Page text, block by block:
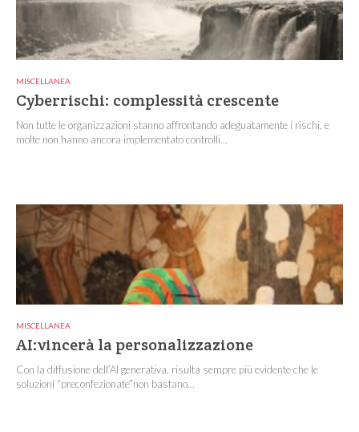
MISCELLANEA
Cyberrischi: complessità crescente
Non tutte le organizzazioni stanno affrontando adeguatamente i rischi, e
molte non hanno ancora implementato controlli...
MISCELLANEA
AI:vincerà la personalizzazione
Con la diffusione dell’AI generativa, risulta sempre più evidente che le
soluzioni “preconfezionate”non bastano...